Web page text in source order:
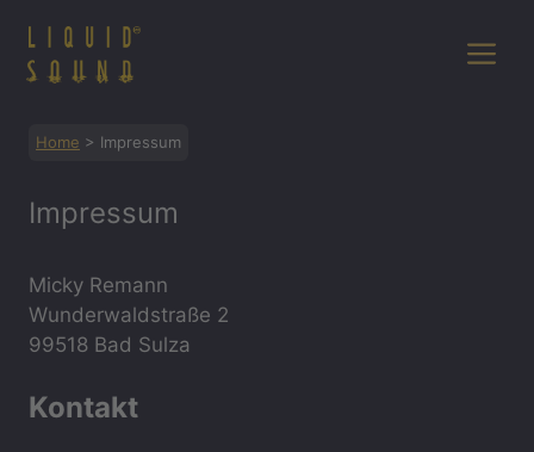
Inhalt
springen
Home > Impressum
Impressum
Micky Remann
Wunderwaldstraße 2
99518 Bad Sulza
Kontakt